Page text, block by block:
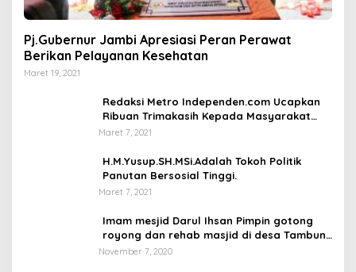
Pj.Gubernur Jambi Apresiasi Peran Perawat
Berikan Pelayanan Kesehatan
Maret 19, 2021
Redaksi Metro Independen.com Ucapkan
Ribuan Trimakasih Kepada Masyarakat
Pengunjung Dan Pembaca.
Maret 7, 2021
H.M.Yusup.SH.MSi.Adalah Tokoh Politik
Panutan Bersosial Tinggi.
Maret 7, 2021
Imam mesjid Darul Ihsan Pimpin gotong
royong dan rehab masjid di desa Tambun
Arang Kecamatan Sumay, kabupaten tebo
November 7, 2020